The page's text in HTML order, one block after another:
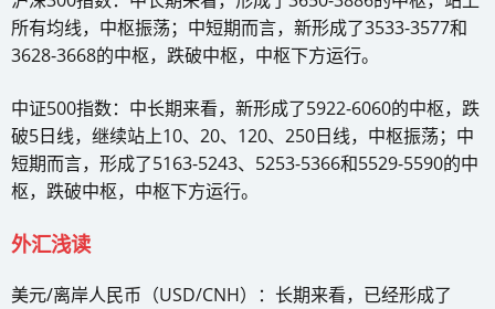
所有均线，中枢振荡；中短期而言，新形成了3533-3577和
3628-3668的中枢，跌破中枢，中枢下方运行。
中证500指数：中长期来看，新形成了5922-6060的中枢，跌
破5日线，继续站上10、20、120、250日线，中枢振荡；中
短期而言，形成了5163-5243、5253-5366和5529-5590的中
枢，跌破中枢，中枢下方运行。
外汇浅读
美元/离岸人民币（USD/CNH）：长期来看，已经形成了